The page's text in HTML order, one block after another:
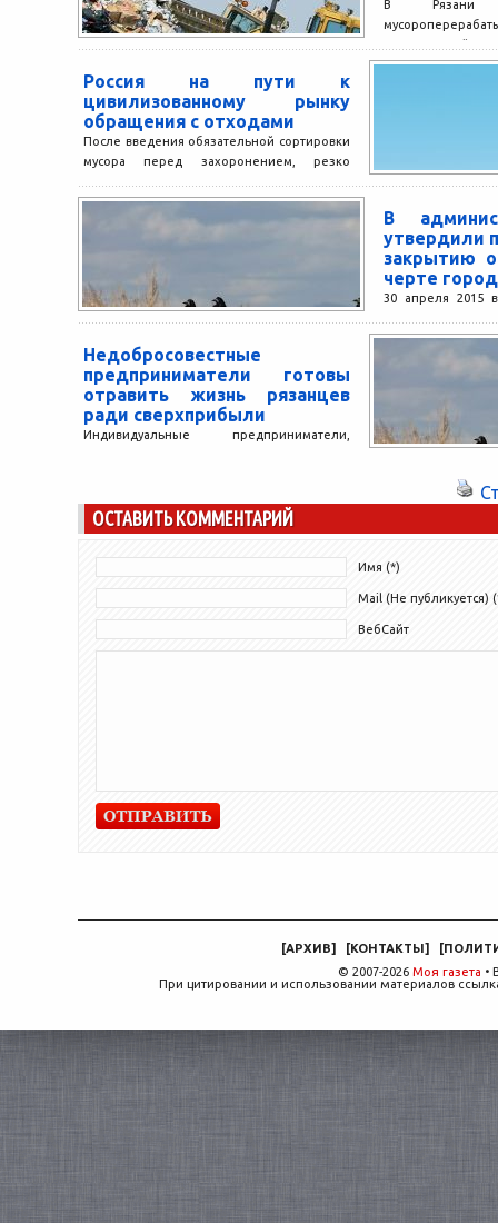
В Рязани
современный
международным
Россия на пути к
цивилизованному рынку
обращения с отходами
После введения обязательной сортировки
мусора перед захоронением, резко
привлекательность отрасли. Регионы
разрабатывают программы по
рекультивации опасных свалок и...
В
утвердили
закрытию
черте
30 апреля 2015
промышленно-
запуску
Недобросовестные
предприниматели готовы
отравить жизнь рязанцев
ради сверхприбыли
Индивидуальные предприниматели,
федеральный закон и отказываются
платить за экологический...
ОСТАВИТЬ КОММЕНТАРИЙ
Имя (*)
Mail (Не публикуется)
ВебСайт
[АРХИВ] [КОНТАКТЫ] [
© 2007-2026 Моя газета •
При цитировании и использовании материалов